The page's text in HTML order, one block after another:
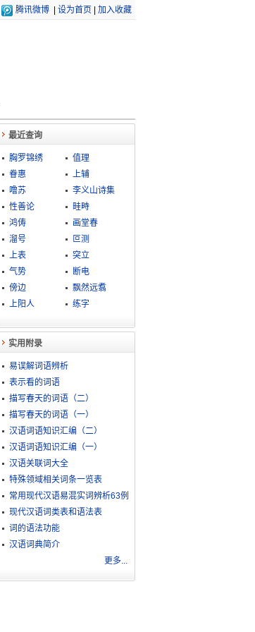
腾讯微博 设为首页 加入收藏
最近查询
胸罗锦绣
值理
眷惠
上辅
噜苏
李义山诗集
性善论
畦畤
鸿俦
画堂春
溜号
叵测
上表
突立
气势
断电
傍边
飘然远翥
上阳人
练字
实用附录
易误解词语辨析
表示看的词语
描写春天的词语（二）
描写春天的词语（一）
汉语词语知识汇编（二）
汉语词语知识汇编（一）
汉语关联词大全
特殊领域相关词条一览表
常用现代汉语易混实词辨析63例
现代汉语词类表和语法表
词的语法功能
汉语词典简介
更多...